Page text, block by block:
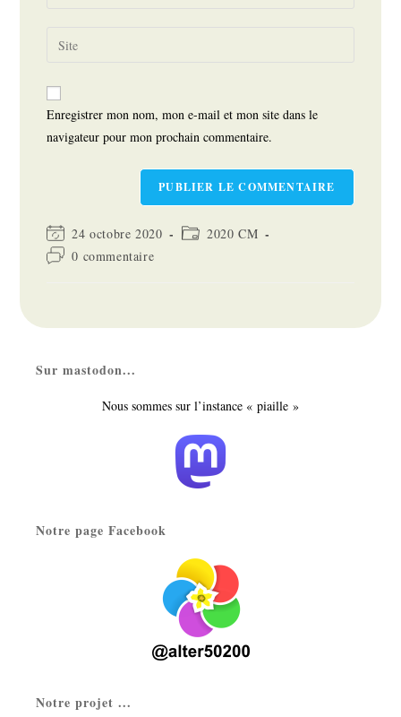
address
comment
Saisir
de
votre
(facultatif)
Enregistrer mon nom, mon e-mail et mon site dans le
navigateur pour mon prochain commentaire.
Dernière
modification
de
24 octobre 2020
Post 2020 CM
Commentaires
0 commentaire
Sur mastodon...
Nous sommes sur l’instance « piaille »
Notre page Facebook
Notre projet ...